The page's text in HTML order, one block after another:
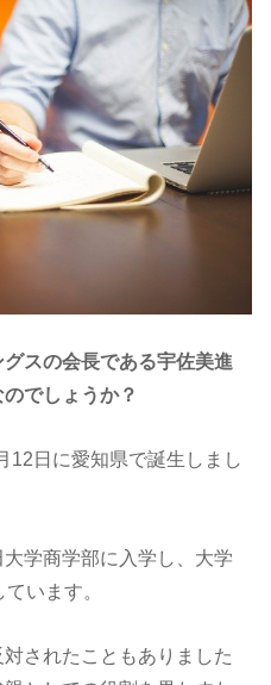
スの会長である宇佐美進
でしょうか？
12日に愛知県で誕生しまし
学商学部に入学し、大学
います。
されたこともありました